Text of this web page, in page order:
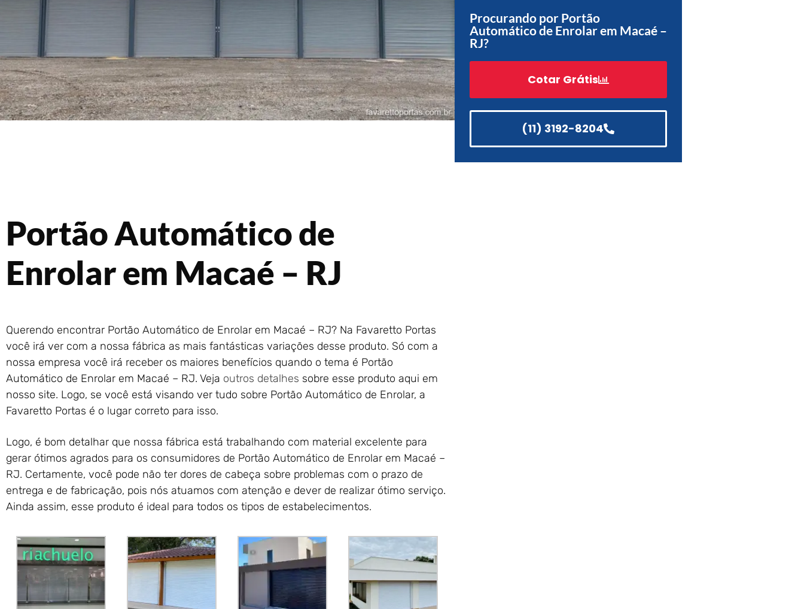
Procurando por Portão
Automático de Enrolar em Macaé –
RJ?
Cotar Grátis
(11) 3192-8204
Portão Automático de
Enrolar em Macaé – RJ
Querendo encontrar Portão Automático de Enrolar em Macaé – RJ? Na Favaretto Portas
você irá ver com a nossa fábrica as mais fantásticas variações desse produto. Só com a
nossa empresa você irá receber os maiores benefícios quando o tema é Portão
Automático de Enrolar em Macaé – RJ. Veja outros detalhes sobre esse produto aqui em
nosso site. Logo, se você está visando ver tudo sobre Portão Automático de Enrolar, a
Favaretto Portas é o lugar correto para isso.
Logo, é bom detalhar que nossa fábrica está trabalhando com material excelente para
gerar ótimos agrados para os consumidores de Portão Automático de Enrolar em Macaé –
RJ. Certamente, você pode não ter dores de cabeça sobre problemas com o prazo de
entrega e de fabricação, pois nós atuamos com atenção e dever de realizar ótimo serviço.
Ainda assim, esse produto é ideal para todos os tipos de estabelecimentos.